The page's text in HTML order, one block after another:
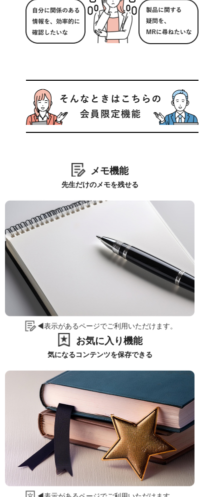
メモ機能
先生だけのメモを残せる
◀表示があるページでご利用いただけます。
お気に入り機能
気になるコンテンツを保存できる